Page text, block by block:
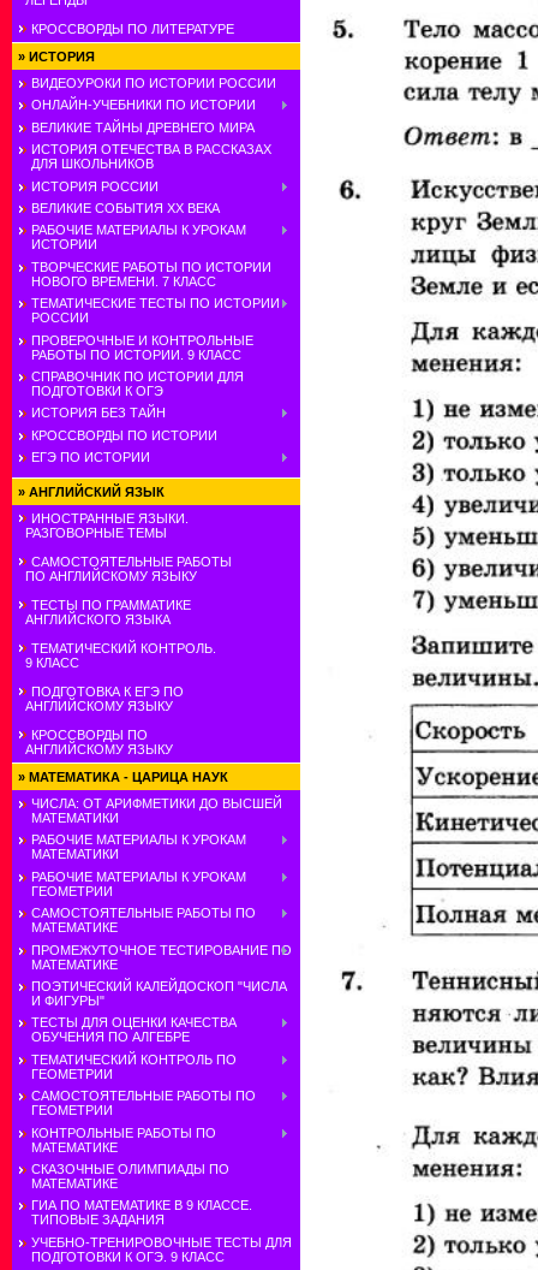
КРОССВОРДЫ ПО ЛИТЕРАТУРЕ
» ИСТОРИЯ
ВИДЕОУРОКИ ПО ИСТОРИИ РОССИИ
ОНЛАЙН-УЧЕБНИКИ ПО ИСТОРИИ
ВЕЛИКИЕ ТАЙНЫ ДРЕВНЕГО МИРА
ИСТОРИЯ ОТЕЧЕСТВА В РАССКАЗАХ
ДЛЯ ШКОЛЬНИКОВ
ИСТОРИЯ РОССИИ
ВЕЛИКИЕ СОБЫТИЯ ХХ ВЕКА
РАБОЧИЕ МАТЕРИАЛЫ К УРОКАМ
ИСТОРИИ
ТВОРЧЕСКИЕ РАБОТЫ ПО ИСТОРИИ
НОВОГО ВРЕМЕНИ. 7 КЛАСС
ТЕМАТИЧЕСКИЕ ТЕСТЫ ПО ИСТОРИИ
РОССИИ
ПРОВЕРОЧНЫЕ И КОНТРОЛЬНЫЕ
РАБОТЫ ПО ИСТОРИИ. 9 КЛАСС
СПРАВОЧНИК ПО ИСТОРИИ ДЛЯ
ПОДГОТОВКИ К ОГЭ
ИСТОРИЯ БЕЗ ТАЙН
КРОССВОРДЫ ПО ИСТОРИИ
ЕГЭ ПО ИСТОРИИ
» АНГЛИЙСКИЙ ЯЗЫК
ИНОСТРАННЫЕ ЯЗЫКИ.
РАЗГОВОРНЫЕ ТЕМЫ
САМОСТОЯТЕЛЬНЫЕ РАБОТЫ
ПО АНГЛИЙСКОМУ ЯЗЫКУ
ТЕСТЫ ПО ГРАММАТИКЕ
АНГЛИЙСКОГО ЯЗЫКА
ТЕМАТИЧЕСКИЙ КОНТРОЛЬ.
9 КЛАСС
ПОДГОТОВКА К ЕГЭ ПО
АНГЛИЙСКОМУ ЯЗЫКУ
КРОССВОРДЫ ПО
АНГЛИЙСКОМУ ЯЗЫКУ
» МАТЕМАТИКА - ЦАРИЦА НАУК
ЧИСЛА: ОТ АРИФМЕТИКИ ДО ВЫСШЕЙ
МАТЕМАТИКИ
РАБОЧИЕ МАТЕРИАЛЫ К УРОКАМ
МАТЕМАТИКИ
РАБОЧИЕ МАТЕРИАЛЫ К УРОКАМ
ГЕОМЕТРИИ
САМОСТОЯТЕЛЬНЫЕ РАБОТЫ ПО
МАТЕМАТИКЕ
ПРОМЕЖУТОЧНОЕ ТЕСТИРОВАНИЕ ПО
МАТЕМАТИКЕ
ПОЭТИЧЕСКИЙ КАЛЕЙДОСКОП "ЧИСЛА
И ФИГУРЫ"
ТЕСТЫ ДЛЯ ОЦЕНКИ КАЧЕСТВА
ОБУЧЕНИЯ ПО АЛГЕБРЕ
ТЕМАТИЧЕСКИЙ КОНТРОЛЬ ПО
ГЕОМЕТРИИ
САМОСТОЯТЕЛЬНЫЕ РАБОТЫ ПО
ГЕОМЕТРИИ
КОНТРОЛЬНЫЕ РАБОТЫ ПО
МАТЕМАТИКЕ
СКАЗОЧНЫЕ ОЛИМПИАДЫ ПО
МАТЕМАТИКЕ
ГИА ПО МАТЕМАТИКЕ В 9 КЛАССЕ.
ТИПОВЫЕ ЗАДАНИЯ
УЧЕБНО-ТРЕНИРОВОЧНЫЕ ТЕСТЫ ДЛЯ
ПОДГОТОВКИ К ОГЭ. 9 КЛАСС